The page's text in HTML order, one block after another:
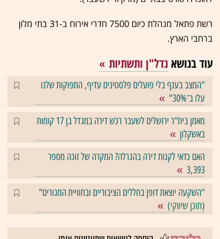
רשת פתאל מנהלת כיום 7500 חדרי אירוח ב-31 בתי מלון
ברחבי הארץ.
עוד בנושא נדל"ן ותשתיות
"המצב בענף בלי פועלים פלסטינים עדיף, התפוקות שלנו
עלו ב־30%"
מאמן בית"ר ירושלים לשעבר רכש דירה במגדל בן 17 קומות
באשקלון
האם כדאי לקנות דירה בהגרלה? המקרה של זוכה מספר
3,393
"השקעה יוצאת דופן בחללים הציבוריים ובחוויית המגורים"
(תוכן שיווקי)